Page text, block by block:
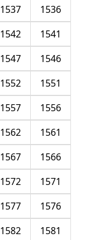
1536
1537
1541
1542
1546
1547
1551
1552
1556
1557
1561
1562
1566
1567
1571
1572
1576
1577
1581
1582